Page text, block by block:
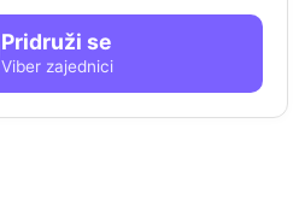
Pridruži se
Viber zajednici